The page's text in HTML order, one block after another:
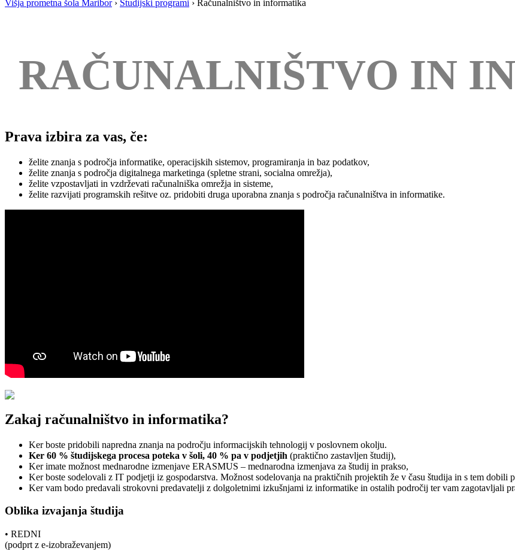
Višja prometna šola Maribor › Študijski programi › Računalništvo in informatika
RAČUNALNIŠTVO IN
Prava izbira za vas, če:
želite znanja s področja informatike, operacijskih sistemov, programiranja in baz podatkov,
želite znanja s področja digitalnega marketinga (spletne strani, socialna omrežja),
želite vzpostavljati in vzdrževati računalniška omrežja in sisteme,
želite razvijati programskih rešitve oz. pridobiti druga uporabna znanja s področja računalništva in informatike.
Zakaj računalništvo in informatika?
Ker boste pridobili napredna znanja na področju informacijskih tehnologij v poslovnem okolju.
Ker 60 % študijskega procesa poteka v šoli, 40 % pa v podjetjih (praktično zastavljen študij),
Ker imate možnost mednarodne izmenjave ERASMUS – mednarodna izmenjava za študij in prakso,
Ker boste sodelovali z IT podjetji iz gospodarstva. Možnost sodelovanja na praktičnih projektih že v času študija in s tem dobili
Ker vam bodo predavali strokovni predavatelji z dolgoletnimi izkušnjami iz informatike in ostalih področij ter vam zagotavljali
Oblika izvajanja študija
• REDNI
(podprt z e-izobraževanjem)